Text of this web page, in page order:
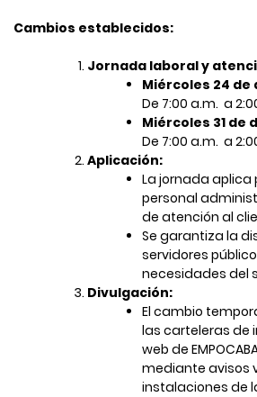
Cambios establecidos:
Jornada laboral y
Miércoles 24 de
De 7:00 a.m. ​ a
Miércoles 31 de
De 7:00 a.m. ​ a
Aplicación:
La jornada aplica
personal
de atención al
Se garantiza la
servidores
necesidades del
Divulgación:
El cambio
las carteleras de
web de
mediante avisos
instalaciones de